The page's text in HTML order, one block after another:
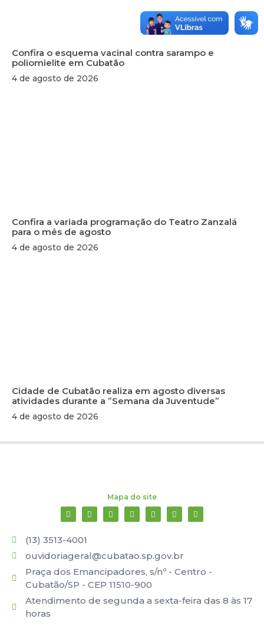
Confira o esquema vacinal contra sarampo e
poliomielite em Cubatão
4 de agosto de 2026
Confira a variada programação do Teatro Zanzalá
para o mês de agosto
4 de agosto de 2026
Cidade de Cubatão realiza em agosto diversas
atividades durante a ”Semana da Juventude”
4 de agosto de 2026
Mapa do site
(13) 3513-4001
ouvidoriageral@cubatao.sp.gov.br
Praça dos Emancipadores, s/nº - Centro -
Cubatão/SP - CEP 11510-900
Atendimento de segunda a sexta-feira das 8 às 17
horas